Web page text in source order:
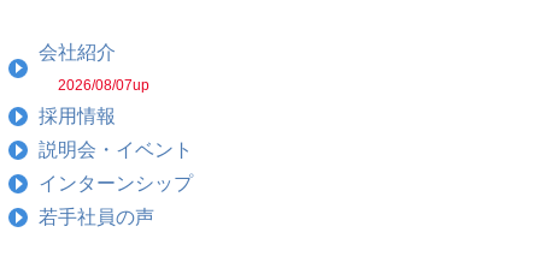
会社紹介
2026/08/07up
採用情報
説明会・イベント
インターンシップ
若手社員の声